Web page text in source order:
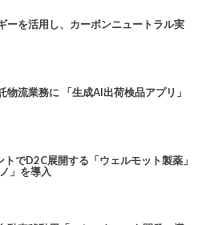
ーを活用し、カーボンニュートラル実
流業務に 「生成AI出荷検品アプリ」
でD2C展開する「ウェルモット製薬」
」を導入